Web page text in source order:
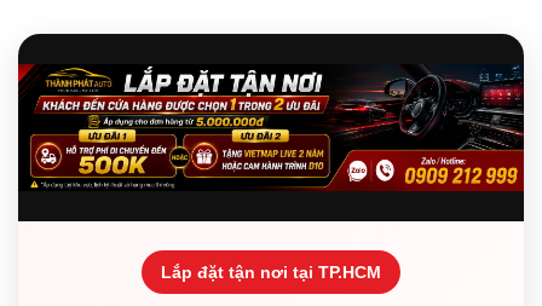
Lắp đặt tận nơi tại TP.HCM